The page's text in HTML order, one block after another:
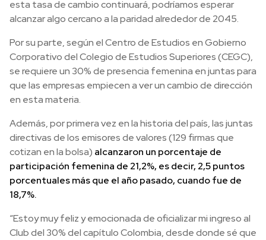
esta tasa de cambio continuará, podríamos esperar
alcanzar algo cercano a la paridad alrededor de 2045.
Por su parte, según el Centro de Estudios en Gobierno
Corporativo del Colegio de Estudios Superiores (CEGC),
se requiere un 30% de presencia femenina en juntas para
que las empresas empiecen a ver un cambio de dirección
en esta materia.
Además, por primera vez en la historia del país, las juntas
directivas de los emisores de valores (129 firmas que
cotizan en la bolsa) alcanzaron un porcentaje de
participación femenina de 21,2%, es decir, 2,5 puntos
porcentuales más que el año pasado, cuando fue de
18,7%.
“Estoy muy feliz y emocionada de oficializar mi ingreso al
Club del 30% del capítulo Colombia, desde donde sé que